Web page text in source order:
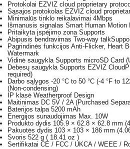
Protokolai EZVIZ cloud proprietary
Sąsajos protokolas EZVIZ cloud
Minimalūs tinklo reikalavimai 4Mbps
Išmanusis signalas Smart Human Motion
Pritaikyta įspėjimo zona Supports
Abipusis bendravimas Two-way talk
Pagrindinės funkcijos Anti-Flicker, Heart
Watermark
Vidinė saugykla Supports microSD Card
Debesų saugykla Supports EZVIZ
required)
Darbo sąlygos -20 °C to 50 °C (-4 °F to
(Non-condensing)
IP klasė Weatherproof Design
Maitinimas DC 5V / 2A (Purchased
Baterijos talpa 5200 mAh
Energijos sunaudojimas Max. 10W
Produkto dydis 105.9 × 62.8 × 62.8 mm
Pakuotės dydis 103 × 103 × 186 mm
Svoris 522 g ( 18.41 oz )
Sertifikatai CE / FCC / UKCA / WEEE /